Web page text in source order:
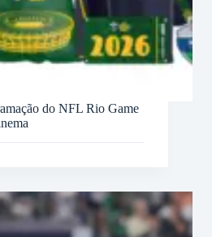
do NFL Rio Game